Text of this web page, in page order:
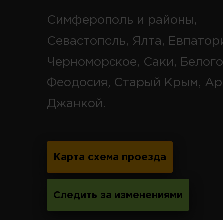
Симферополь и районы,
Севастополь, Ялта,
Черноморское, Саки,
Феодосия, Старый Крым,
Джанкой.
Карта схема проезда
Следить за изменениями